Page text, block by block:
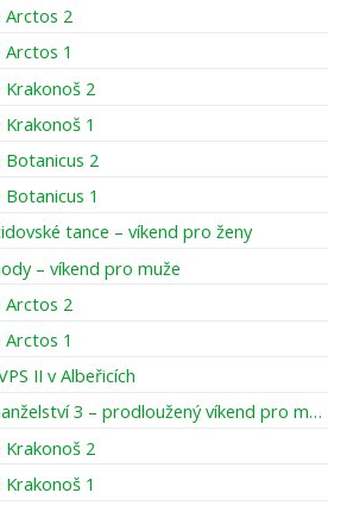
Arctos 2
1
2
1
Botanicus 2
1
tance – víkend pro ženy
– víkend pro muže
Arctos 2
1
II v Albeřicích
2023-11-17 Život v manželství 3 – prodloužený víkend pro muže
2
1